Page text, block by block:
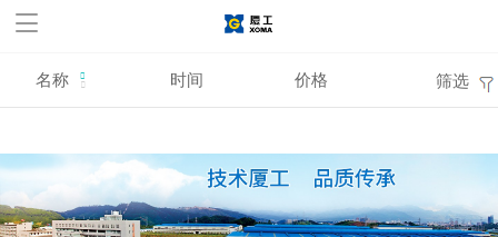
华体会官方网站,华体会
huatihui(中国)
名称 时间 价格 筛选